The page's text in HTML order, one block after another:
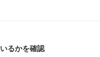
るかを確認